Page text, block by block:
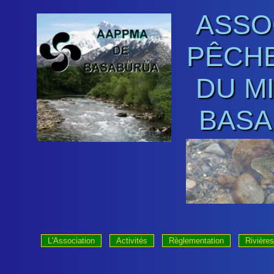
DU
L'Association Activités Règlementation Rivières